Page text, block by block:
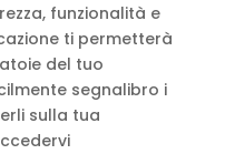
funzionalità e
ti permetterà
del tuo
segnalibro i
sulla tua